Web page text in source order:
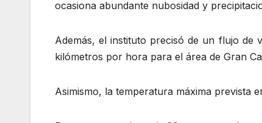
ocasiona abundante nubosidad y
Además, el instituto precisó de un flujo de
kilómetros por hora para el área de Gran
Asimismo, la temperatura máxima prevista